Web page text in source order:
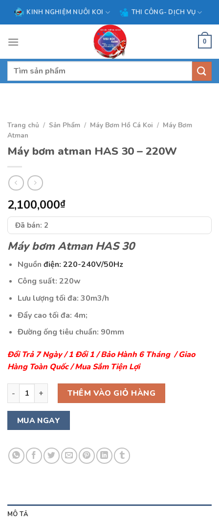
KINH NGHIỆM NUÔI KOI THI CÔNG- DỊCH VỤ
0
Tìm
Trang chủ / Sản Phẩm / Máy Bơm Hồ Cá Koi / Máy Bơm
Atman
Máy bơm atman HAS 30 – 220W
2,100,000₫
Đã bán: 2
Máy bơm Atman HAS 30
Nguồn điện: 220-240V/50Hz
Công suất: 220w
Lưu lượng tối đa: 30m3/h
Đẩy cao tối đa: 4m;
Đường ống tiêu chuẩn: 90mm
Đổi Trả 7 Ngày / 1 Đổi 1 / Bảo Hành 6 Tháng / Giao
Hàng Toàn Quốc / Mua Sắm Tiện Lợi
Máy bơm atman HAS 30 - 220W số lượng
THÊM VÀO GIỎ HÀNG
MUA NGAY
MÔ TẢ